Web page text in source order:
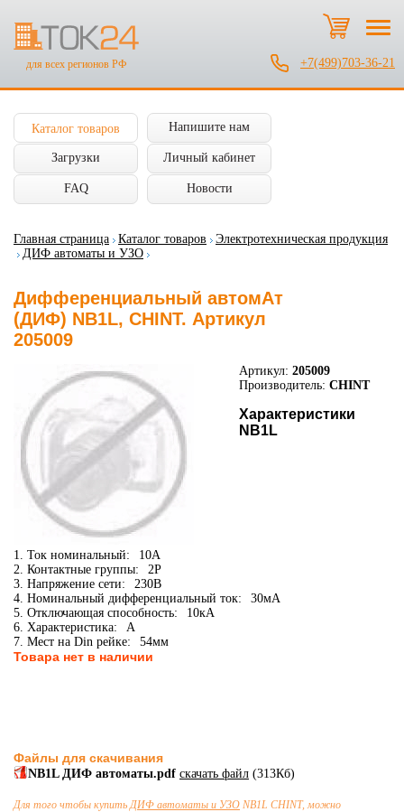
для всех регионов РФ +7(499)703-36-21
Каталог товаров Напишите нам
Загрузки Личный кабинет
FAQ Новости
Главная страница Каталог товаров
Электротехническая продукция
ДИФ автоматы и УЗО
Дифференциальный автомАт
(ДИФ) NB1L, CHINT. Артикул
205009
Артикул: 205009
Производитель: CHINT
Характеристики
NB1L
1. Ток номинальный:
10А
2. Контактные группы:
2P
3. Напряжение сети:
230В
4. Номинальный дифференциальный ток:
30мА
5. Отключающая способность:
10кА
6. Характеристика:
A
7. Мест на Din рейке:
54мм
Товара нет в наличии
Файлы для скачивания
NB1L ДИФ автоматы.pdf скачать файл (313Кб)
Для того чтобы купитьДИФ автоматы и УЗО NB1L CHINT, можно